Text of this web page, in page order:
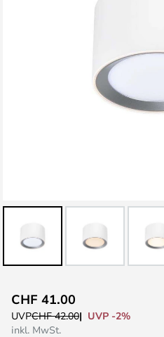
Anfang
der
CHF 41.00
UVPCHF 42.00
UVP -2%
inkl. MwSt.